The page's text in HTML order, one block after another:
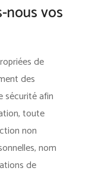
nous vos
de
des
sécurité afin
toute
non
nom
de